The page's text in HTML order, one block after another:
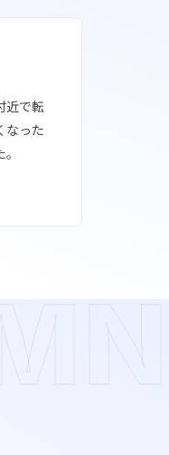
近で転
なった